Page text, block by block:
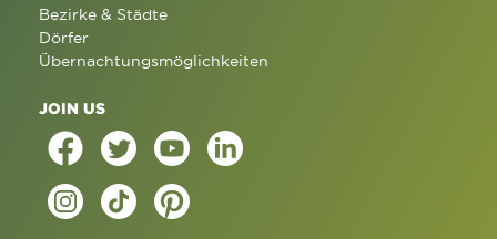
Bezirke & Städte
Dörfer
Übernachtungsmöglichkeiten
JOIN US